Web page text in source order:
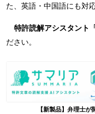
た、英語・中国語にも対
特許読解アシスタント
ださい。
【新製品】弁理士